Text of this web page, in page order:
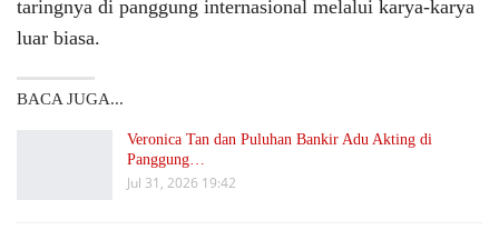
taringnya di panggung internasional melalui karya-karya
luar biasa.
BACA JUGA...
Veronica Tan dan Puluhan Bankir Adu Akting di
Panggung…
Jul 31, 2026 19:42